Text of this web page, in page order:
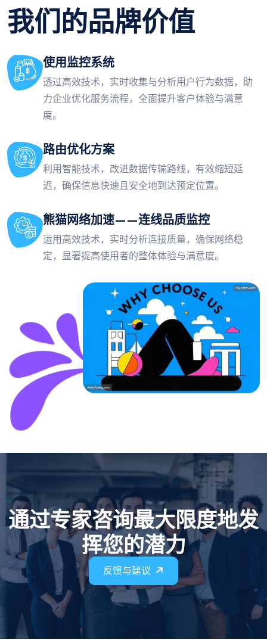
我们的品牌价值
使用监控系统
透过高效技术，实时收集与分析用户行为数据，助
力企业优化服务流程，全面提升客户体验与满意
度。
路由优化方案
利用智能技术，改进数据传输路线，有效缩短延
迟，确保信息快速且安全地到达预定位置。
熊猫网络加速——连线品质监控
运用高效技术，实时分析连接质量，确保网络稳
定，显著提高使用者的整体体验与满意度。
通过专家咨询最大限度地发
挥您的潜力
反馈与建议